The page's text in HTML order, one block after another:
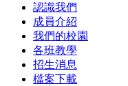
認識我們
成員介紹
我們的校園
各班教學
招生消息
檔案下載